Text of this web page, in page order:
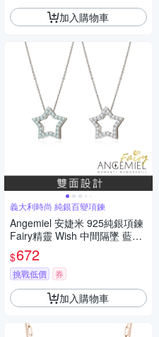
加入購物車
義大利時尚 純銀百變項鍊
Angemiel 安婕米 925純銀項鍊
Fairy精靈 Wish 中間隔墜 藍鑽.
白鑽
$672
挑戰低價 券
加入購物車